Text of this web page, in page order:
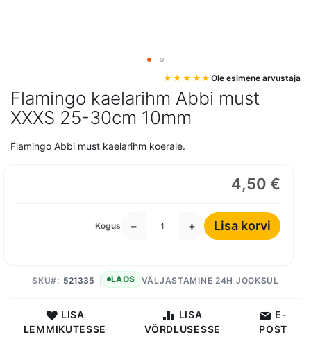
Flamingo kaelarihm Abbi must
XXXS 25-30cm 10mm
Ole esimene arvustaja
Flamingo Abbi must kaelarihm koerale.
4,50 €
Kogus − + Lisa korvi
VÄLJASTAMINE 24H JOOKSUL
SKU 521335 LAOS
LISA
LEMMIKUTESSE
LISA
VÕRDLUSESSE
E-
POST
pildigalerii
algusesse